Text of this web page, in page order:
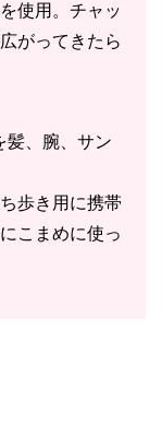
使用。チャッ
がってきたら
髪、腕、サン
歩き用に携帯
こまめに使っ